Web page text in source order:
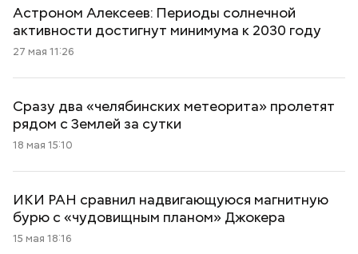
Астроном Алексеев: Периоды солнечной
активности достигнут минимума к 2030 году
27 мая 11:26
Сразу два «челябинских метеорита» пролетят
рядом с Землей за сутки
18 мая 15:10
ИКИ РАН сравнил надвигающуюся магнитную
бурю с «чудовищным планом» Джокера
15 мая 18:16